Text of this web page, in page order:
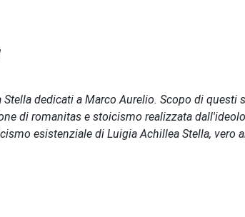
dedicati a Marco Aurelio. Scopo di questi
di romanitas e stoicismo realizzata
esistenziale di Luigia Achillea Stella, vero